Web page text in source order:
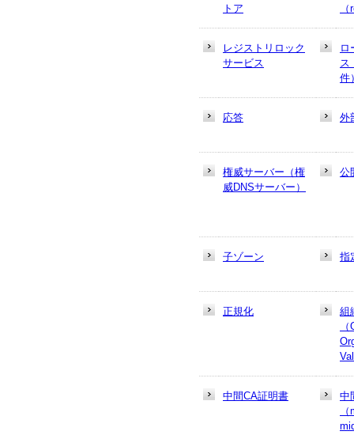
トア
レジストリロック
サービス
ロ
ス
件
応答 外
権威サーバー（権
威DNSサーバー）
公
子ゾーン 指
正規化
組
中間CA証明書
中